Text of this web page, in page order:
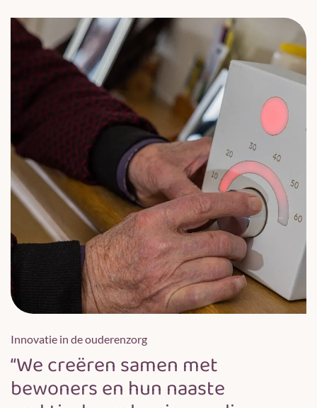
“We creëren samen met
bewoners en hun naaste
Innovatie in de ouderenzorg